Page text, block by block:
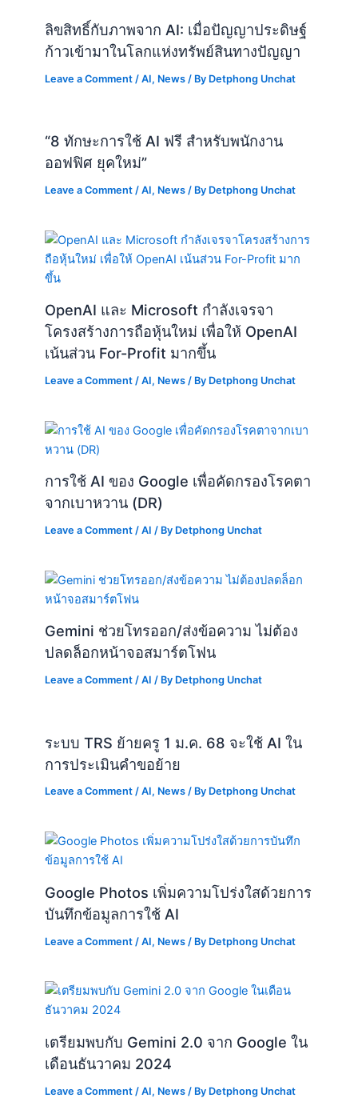
ลิขสิทธิ์กับภาพจาก AI: เมื่อปัญญาประดิษฐ์
ก้าวเข้ามาในโลกแห่งทรัพย์สินทางปัญญา
Leave a Comment /AI, News / By Detphong Unchat
“8 ทักษะการใช้ AI ฟรี สำหรับพนักงาน
ออฟฟิศ ยุคใหม่”
Leave a Comment /AI, News / By Detphong Unchat
OpenAI และ Microsoft กำลังเจรจา
โครงสร้างการถือหุ้นใหม่ เพื่อให้ OpenAI
เน้นส่วน For-Profit มากขึ้น
Leave a Comment /AI, News / By Detphong Unchat
การใช้ AI ของ Google เพื่อคัดกรองโรคตา
จากเบาหวาน (DR)
Leave a Comment /AI / By Detphong Unchat
Gemini ช่วยโทรออก/ส่งข้อความ ไม่ต้อง
ปลดล็อกหน้าจอสมาร์ตโฟน
Leave a Comment /AI / By Detphong Unchat
ระบบ TRS ย้ายครู 1 ม.ค. 68 จะใช้ AI ใน
การประเมินคำขอย้าย
Leave a Comment /AI, News / By Detphong Unchat
Google Photos เพิ่มความโปร่งใสด้วยการ
บันทึกข้อมูลการใช้ AI
Leave a Comment /AI, News / By Detphong Unchat
เตรียมพบกับ Gemini 2.0 จาก Google ใน
เดือนธันวาคม 2024
Leave a Comment /AI, News / By Detphong Unchat